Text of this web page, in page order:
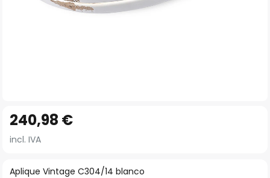
comienzo
Aplique Vintage C304/14 blanco
240,98 €
incl. IVA